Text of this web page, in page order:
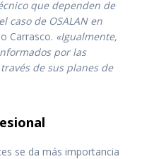
que dependen de
caso de OSALAN en
Carrasco. «Igualmente,
por las
de sus planes de
se da más importancia